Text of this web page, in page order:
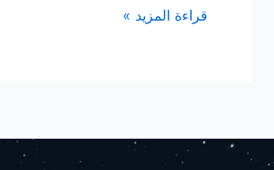
قراءة المزيد »